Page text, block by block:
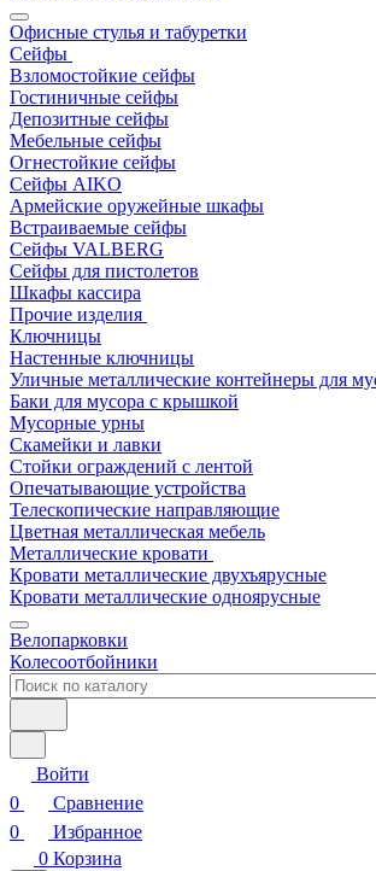
Офисные стулья и табуретки
Сейфы
Взломостойкие сейфы
Гостиничные сейфы
Депозитные сейфы
Мебельные сейфы
Огнестойкие сейфы
Сейфы AIKO
Армейские оружейные шкафы
Встраиваемые сейфы
Сейфы VALBERG
Сейфы для пистолетов
Шкафы кассира
Прочие изделия
Ключницы
Настенные ключницы
Уличные металлические контейнеры для
Баки для мусора с крышкой
Мусорные урны
Скамейки и лавки
Стойки ограждений с лентой
Опечатывающие устройства
Телескопические направляющие
Цветная металлическая мебель
Металлические кровати
Кровати металлические двухъярусные
Кровати металлические одноярусные
Велопарковки
Колесоотбойники
Войти
0
Сравнение
0
Избранное
0 Корзина